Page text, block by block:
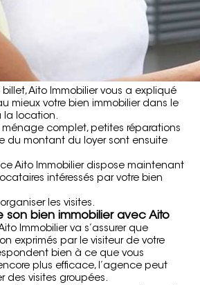
Aito Immobilier vous a expliqué
mieux votre bien immobilier dans le
la location.
complet, petites réparations
du montant du loyer sont ensuite
Aito Immobilier dispose maintenant
intéressés par votre bien
les visites.
son bien immobilier avec Aito
Immobilier va s’assurer que
exprimés par le visiteur de votre
bien à ce que vous
plus efficace, l’agence peut
des visites groupées.